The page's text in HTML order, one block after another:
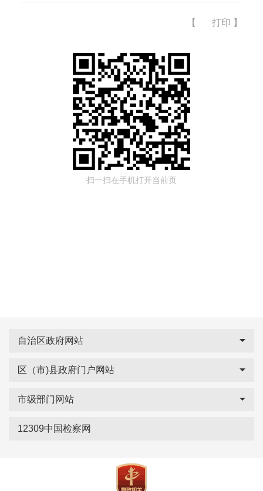
【 打印 】
扫一扫在手机打开当前页
自治区政府网站
区（市)县政府门户网站
市级部门网站
12309中国检察网